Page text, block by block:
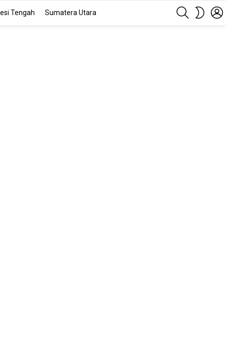
Tengah Sumatera Utara
SEARCH
SKIN